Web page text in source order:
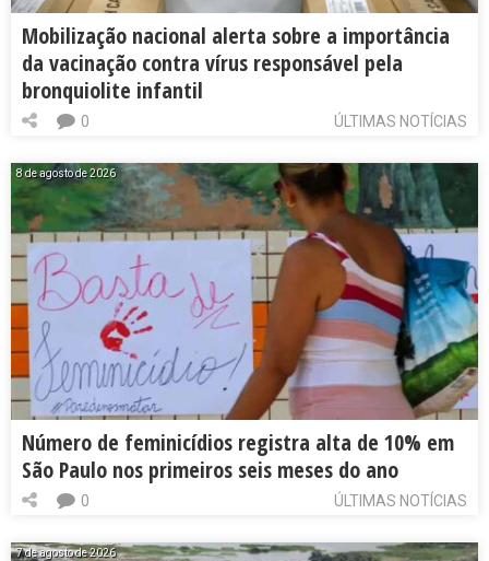
Mobilização nacional alerta sobre a importância
da vacinação contra vírus responsável pela
bronquiolite infantil
ÚLTIMAS NOTÍCIAS
0
8 de agosto de 2026
Número de feminicídios registra alta de 10% em
São Paulo nos primeiros seis meses do ano
ÚLTIMAS NOTÍCIAS
0
7 de agosto de 2026